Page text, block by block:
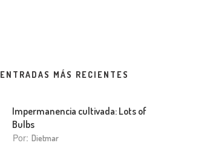
ENTRADAS MÁS RECIENTES
Impermanencia cultivada: Lots of
Bulbs
Por: Dietmar